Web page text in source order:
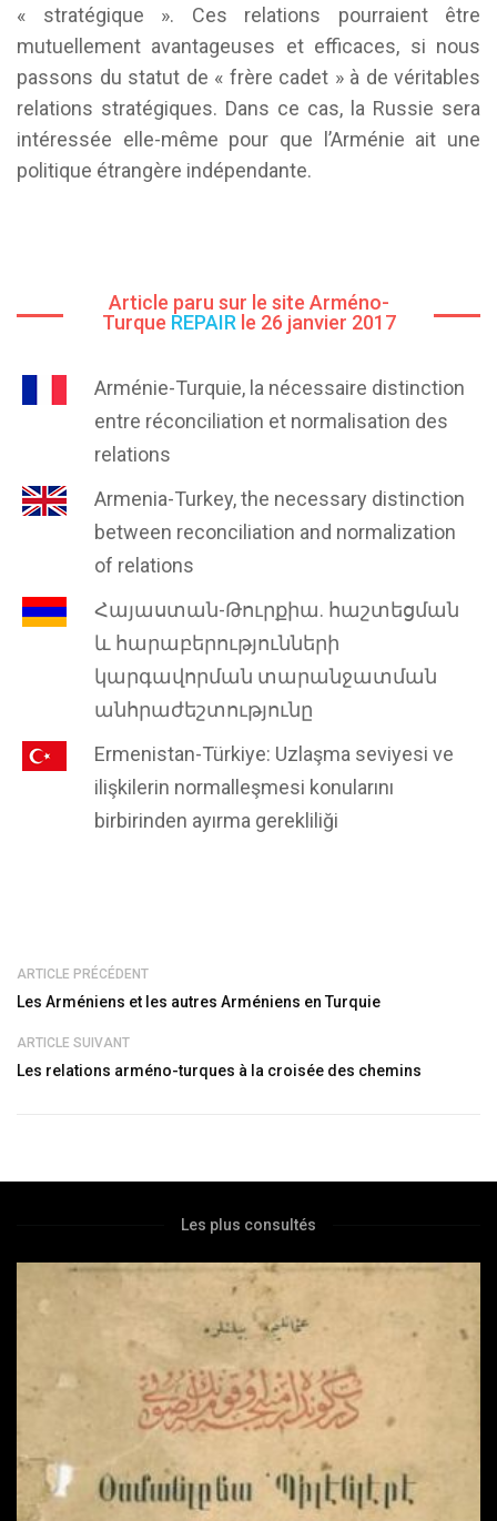
« stratégique ». Ces relations pourraient être
mutuellement avantageuses et efficaces, si nous
passons du statut de « frère cadet » à de véritables
relations stratégiques. Dans ce cas, la Russie sera
intéressée elle-même pour que l’Arménie ait une
politique étrangère indépendante.
Article paru sur le site Arméno-
Turque REPAIR le 26 janvier 2017
Arménie-Turquie, la nécessaire distinction
entre réconciliation et normalisation des
relations
Armenia-Turkey, the necessary distinction
between reconciliation and normalization
of relations
Հայաստան-Թուրքիա. հաշտեցման
և հարաբերությունների
կարգավորման տարանջատման
անհրաժեշտությունը
Ermenistan-Türkiye: Uzlaşma seviyesi ve
ilişkilerin normalleşmesi konularını
birbirinden ayırma gerekliliği
ARTICLE PRÉCÉDENT
Les Arméniens et les autres Arméniens en Turquie
ARTICLE SUIVANT
Les relations arméno-turques à la croisée des chemins
Les plus consultés